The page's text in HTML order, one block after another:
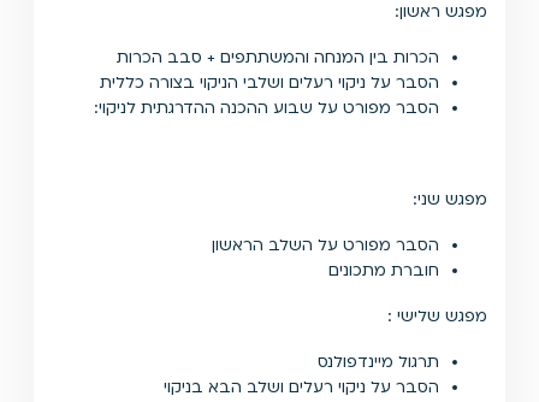
מפגש ראשון:
הכרות בין המנחה והמשתתפים + סבב הכרות
הסבר על ניקוי רעלים ושלבי הניקוי בצורה כללית
הסבר מפורט על שבוע ההכנה ההדרגתית לניקוי:
מפגש שני:
הסבר מפורט על השלב הראשון
חוברת מתכונים
מפגש שלישי :
תרגול מיינדפולנס
הסבר על ניקוי רעלים ושלב הבא בניקוי